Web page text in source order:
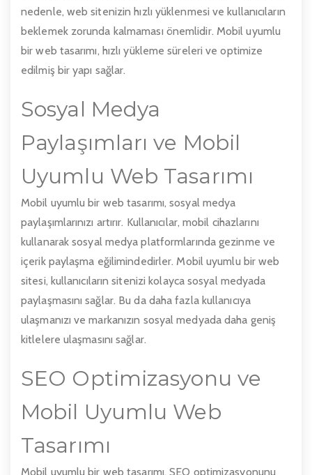
nedenle, web sitenizin hızlı yüklenmesi ve kullanıcıların
beklemek zorunda kalmaması önemlidir. Mobil uyumlu
bir web tasarımı, hızlı yükleme süreleri ve optimize
edilmiş bir yapı sağlar.
Sosyal Medya
Paylaşımları ve Mobil
Uyumlu Web Tasarımı
Mobil uyumlu bir web tasarımı, sosyal medya
paylaşımlarınızı artırır. Kullanıcılar, mobil cihazlarını
kullanarak sosyal medya platformlarında gezinme ve
içerik paylaşma eğilimindedirler. Mobil uyumlu bir web
sitesi, kullanıcıların sitenizi kolayca sosyal medyada
paylaşmasını sağlar. Bu da daha fazla kullanıcıya
ulaşmanızı ve markanızın sosyal medyada daha geniş
kitlelere ulaşmasını sağlar.
SEO Optimizasyonu ve
Mobil Uyumlu Web
Tasarımı
Mobil uyumlu bir web tasarımı, SEO optimizasyonunu